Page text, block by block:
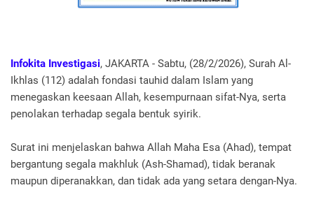
Infokita Investigasi, JAKARTA - Sabtu, (28/2/2026), Surah Al-
Ikhlas (112) adalah fondasi tauhid dalam Islam yang
menegaskan keesaan Allah, kesempurnaan sifat-Nya, serta
penolakan terhadap segala bentuk syirik.
Surat ini menjelaskan bahwa Allah Maha Esa (Ahad), tempat
bergantung segala makhluk (Ash-Shamad), tidak beranak
maupun diperanakkan, dan tidak ada yang setara dengan-Nya.